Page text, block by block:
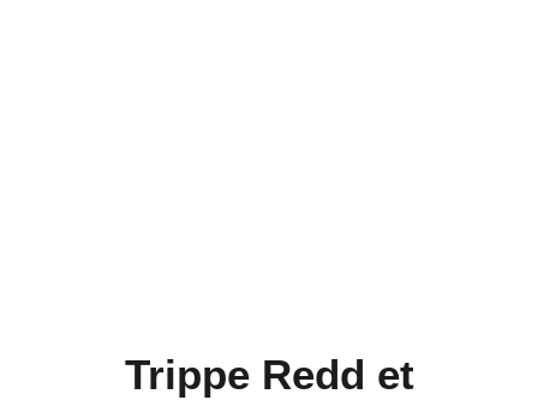
Trippe Redd et